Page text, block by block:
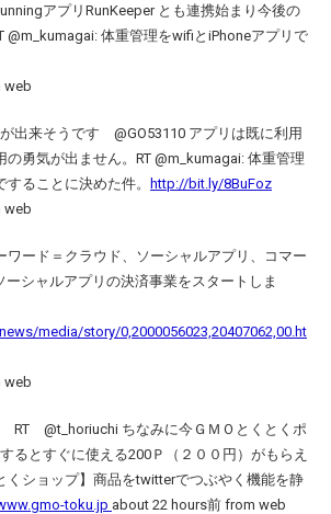
アプリRunKeeper とも連携始まり今後の
@m_kumagai: 体重管理をwifiとiPhoneアプリで
web
出来そうです @GO53110 アプリは既に利用
勇気が出ません。RT @m_kumagai: 体重管理
ることに決めた件。
http://bit.ly/8BuFoz
web
ワード＝クラウド、ソーシャルアプリ、コマー
ーシャルアプリの決済事業をスタートしま
media/story/0,2000056023,20407062,00.ht
web
RT @t_horiuchi ちなみに今ＧＭＯとくとくポ
るとすぐに使える200Ｐ（２００円）がもらえ
くショップ】商品をtwitterでつぶやく機能を静
toku.jp about 22 hours前 from web